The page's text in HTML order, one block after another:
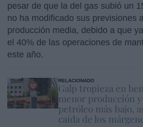
pesar de que la del gas subió un
no ha modificado sus previsiones
producción media, debido a que
el 40% de las operaciones de
este año.
RELACIONADO
Galp tropieza en
menor producción
petróleo más bajo,
caída de los